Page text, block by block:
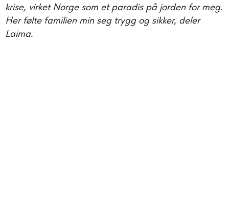
krise, virket Norge som et paradis på jorden for meg.
Her følte familien min seg trygg og sikker, deler
Laima.